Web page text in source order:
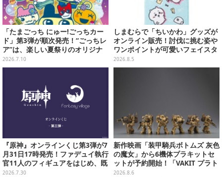
「たまごっち にゅー!ごっちカー
ド」第3弾が順次発売！“ごっちレ
ア”は、楽しい夏祭りのオリジナ
ルアートに
2026.7.10
しまむらで「ちいかわ」グッズが
オンライン販売！討伐に挑む姿や
ワンポイントが可愛いフェイスタ
オル、バスマットなど全14種
2026.8.5
『原神』オンラインくじ第3弾が7
月31日17時発売！ファデュイ執行
官11人のフィギュアをはじめ、既
存人気グッズがお得に当たる
2026.7.30
新作映画「装甲騎兵ボトムズ 灰色
の魔女」から6機体プラキットセ
ットが予約開始！「VAKIT プラト
ーン」第1弾、各部関節可動仕様
2026.8.6